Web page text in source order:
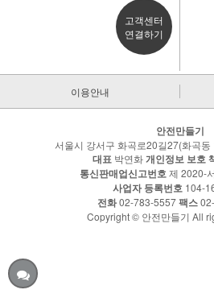
고객센터
연결하기
이용안내
안전만들기
서울시 강서구 화곡로20길27(화곡
대표 박연화개인정보 보호
통신판매업신고번호제 2020-
사업자 등록번호 104-
전화02-783-5557팩스
Copyright © 안전만들기 All